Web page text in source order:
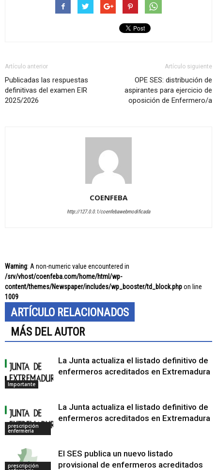
Artículo anterior
Publicadas las respuestas
definitivas del examen EIR
2025/2026
Artículo siguiente
OPE SES: distribución de
aspirantes para ejercicio de
oposición de Enfermero/a
COENFEBA
http://127.0.0.1/coenfebawebmodificada
Warning: A non-numeric value encountered in
/srv/vhost/coenfeba.com/home/html/wp-
content/themes/Newspaper/includes/wp_booster/td_block.phpon line
1009
ARTÍCULO RELACIONADOS
MÁS DEL AUTOR
Importante
La Junta actualiza el listado definitivo de
enfermeros acreditados en Extremadura
prescripción
enfermería
La Junta actualiza el listado definitivo de
enfermeros acreditados en Extremadura
prescripción
El SES publica un nuevo listado
provisional de enfermeros acreditados